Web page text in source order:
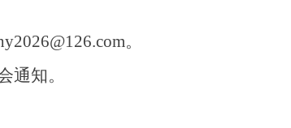
。
知。